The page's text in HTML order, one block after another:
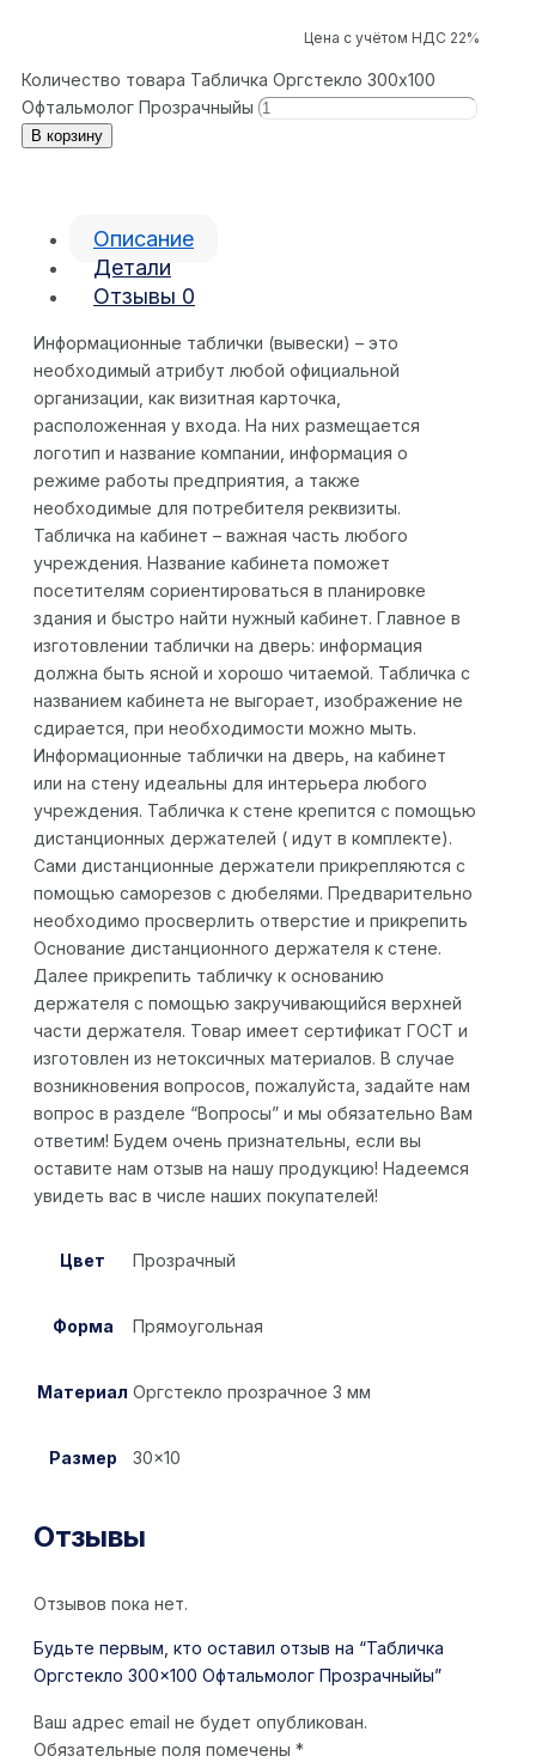
Цена с учётом НДС 22%
Количество товара Табличка Оргстекло 300x100
Офтальмолог Прозрачныйы
В корзину
Описание
Детали
Отзывы 0
Информационные таблички (вывески) – это
необходимый атрибут любой официальной
организации, как визитная карточка,
расположенная у входа. На них размещается
логотип и название компании, информация о
режиме работы предприятия, а также
необходимые для потребителя реквизиты.
Табличка на кабинет – важная часть любого
учреждения. Название кабинета поможет
посетителям сориентироваться в планировке
здания и быстро найти нужный кабинет. Главное в
изготовлении таблички на дверь: информация
должна быть ясной и хорошо читаемой. Табличка с
названием кабинета не выгорает, изображение не
сдирается, при необходимости можно мыть.
Информационные таблички на дверь, на кабинет
или на стену идеальны для интерьера любого
учреждения. Табличка к стене крепится с помощью
дистанционных держателей ( идут в комплекте).
Сами дистанционные держатели прикрепляются с
помощью саморезов с дюбелями. Предварительно
необходимо просверлить отверстие и прикрепить
Основание дистанционного держателя к стене.
Далее прикрепить табличку к основанию
держателя с помощью закручивающийся верхней
части держателя. Товар имеет сертификат ГОСТ и
изготовлен из нетоксичных материалов. В случае
возникновения вопросов, пожалуйста, задайте нам
вопрос в разделе “Вопросы” и мы обязательно Вам
ответим! Будем очень признательны, если вы
оставите нам отзыв на нашу продукцию! Надеемся
увидеть вас в числе наших покупателей!
Цвет Прозрачный
Форма Прямоугольная
Материал Оргстекло прозрачное 3 мм
Размер 30×10
Отзывы
Отзывов пока нет.
Будьте первым, кто оставил отзыв на “Табличка
Оргстекло 300×100 Офтальмолог Прозрачныйы”
Ваш адрес email не будет опубликован.
Обязательные поля помечены *